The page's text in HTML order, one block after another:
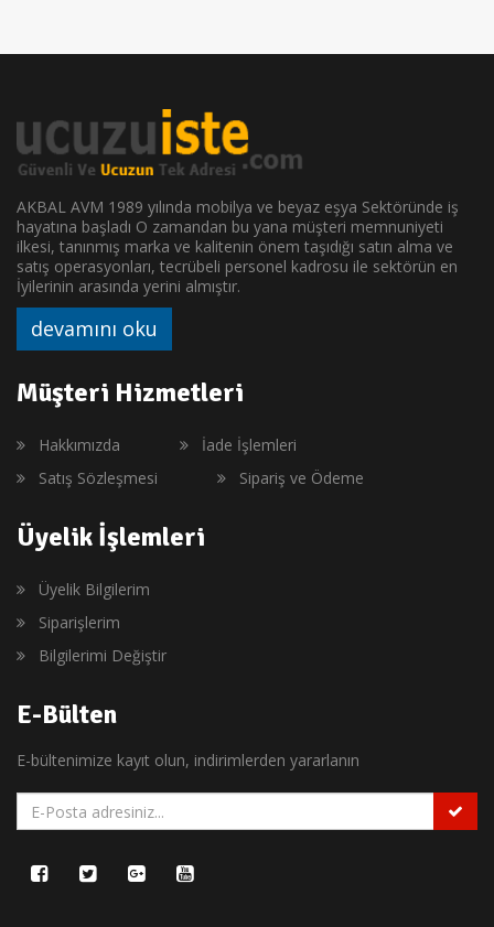
AKBAL AVM 1989 yılında mobilya ve beyaz eşya Sektöründe iş
hayatına başladı O zamandan bu yana müşteri memnuniyeti
ilkesi, tanınmış marka ve kalitenin önem taşıdığı satın alma ve
satış operasyonları, tecrübeli personel kadrosu ile sektörün en
İyilerinin arasında yerini almıştır.
devamını oku
Müşteri Hizmetleri
Hakkımızda
İade İşlemleri
Satış Sözleşmesi
Sipariş ve Ödeme
Üyelik İşlemleri
Üyelik Bilgilerim
Siparişlerim
Bilgilerimi Değiştir
E-Bülten
E-bültenimize kayıt olun, indirimlerden yararlanın